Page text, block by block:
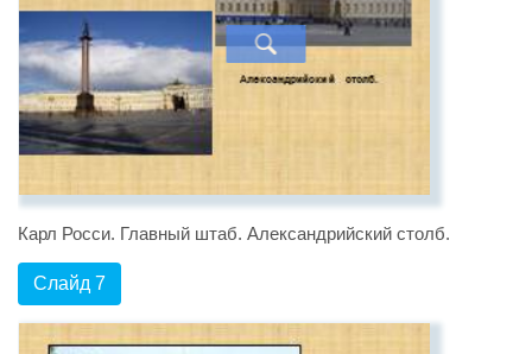
Карл Росси. Главный штаб. Александрийский столб.
Слайд 7